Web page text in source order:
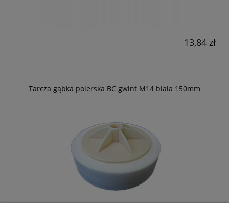
13,84 zł
Tarcza gąbka polerska BC gwint M14 biała 150mm